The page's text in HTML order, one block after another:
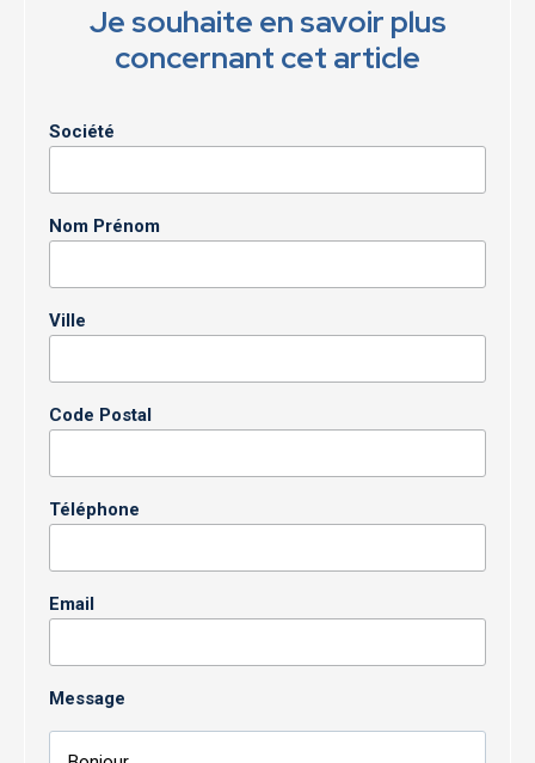
Je souhaite en savoir plus
concernant cet article
Société
Nom Prénom
Ville
Code Postal
Téléphone
Email
Message